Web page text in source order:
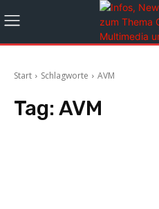
Start Schlagworte AVM
Tag: AVM